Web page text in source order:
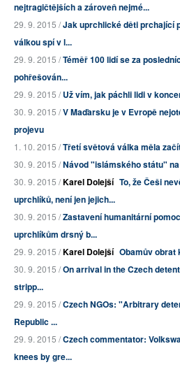
nejtragičtějších a zároveň nejmé...
29. 9. 2015 /Jak uprchlické děti prchající
válkou spí v l...
29. 9. 2015 /Téměř 100 lidí se za
pohřešován...
29. 9. 2015 /Už vím, jak páchli lidi v
30. 9. 2015 /V Maďarsku je v Evropě
projevu
1. 10. 2015 /Třetí světová válka měla
30. 9. 2015 /Návod "islámského státu"
30. 9. 2015 /Karel Dolejší To, že Češi
uprchlíků, není jen jejich...
30. 9. 2015 /Zastavení humanitární
uprchlíkům drsný b...
29. 9. 2015 /Karel Dolejší Obamův obrat
30. 9. 2015 /On arrival in the Czech
stripp...
29. 9. 2015 /Czech NGOs: "Arbitrary
Republic ...
29. 9. 2015 /Czech commentator:
knees by gre...